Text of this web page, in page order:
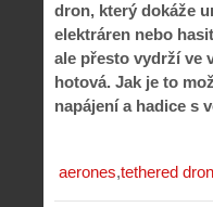
dron, který dokáže
elektráren nebo
ale přesto vydrží ve
hotová. Jak je to
napájení a hadice s
aerones tethered